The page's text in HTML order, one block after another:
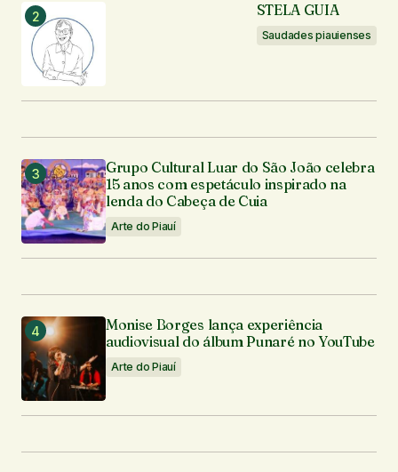
STELA GUIA
Saudades piauienses
Grupo Cultural Luar do São João celebra
15 anos com espetáculo inspirado na
lenda do Cabeça de Cuia
Arte do Piauí
Monise Borges lança experiência
audiovisual do álbum Punaré no YouTube
Arte do Piauí